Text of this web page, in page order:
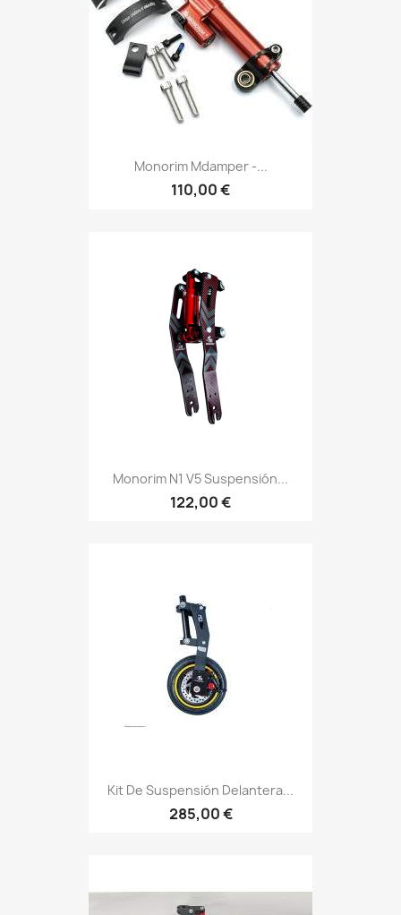
Monorim Mdamper -...
110,00 €
Monorim N1 V5 Suspensión...
122,00 €
Kit De Suspensión Delantera...
285,00 €